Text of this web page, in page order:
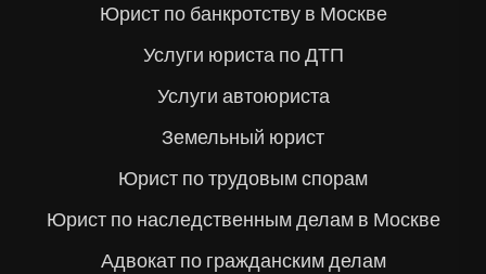
Юрист по банкротству в Москве
Услуги юриста по ДТП
Услуги автоюриста
Земельный юрист
Юрист по трудовым спорам
Юрист по наследственным делам в Москве
Адвокат по гражданским делам